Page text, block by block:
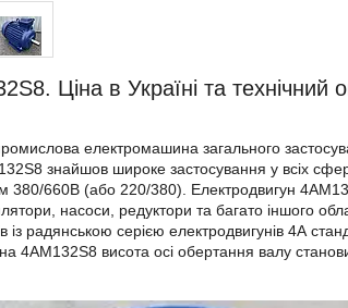
Ціна в Україні та технічний
електромашина загального
знайшов широке застосування у всіх
380/660В (або 220/380). Електродвигун
насоси, редуктори та багато іншого
із радянською серією електродвигунів 4А
4АМ132S8 висота осі обертання валу